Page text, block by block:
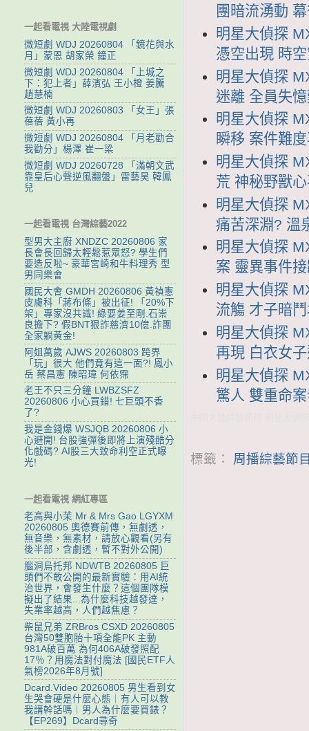
團暗流湧動
明星大偵探
憑空出現 時
明星大偵探
迷離 全員失
明星大偵探
瞬移 案件難
明星大偵探
荒 神秘野獸
明星大偵探
痛苦深淵? 溫
明星大偵探
案 靈異事件
明星大偵探
流觴 才子暗
明星大偵探
再現 白衣女
明星大偵探
驚人 雙重命
標籤： 周播綜藝節
一起看電視 大陸電視劇
微短劇 WDJ 20260804 「鏡花與水
月」蒙恩 胡家榮 鐘正
微短劇 WDJ 20260804 「上城之
下：犯上者」薛濱弘 王小橙 姜騰
趙慧楠
微短劇 WDJ 20260803 「女王」張
蓓蓓 黃小再
微短劇 WDJ 20260804 「月老勸合
我勸分」楊澤 崔一梁
微短劇 WDJ 20260728 「滿朝文武
靠皇后心聲逆風翻盤」雷藝昊 韓鳳
兒
一起看電視 台灣綜藝2022
型男大主廚 XNDZC 20260806 家
長會長回歸太輕鬆惹眾怒? 學生們
要造反啦~ 豪華宮崎和牛料理秀 型
男同樂會
國民大會 GMDH 20260806 黃禎憲
皮膚科「蔣布條」被出征! 「20%下
架」專家沒共識! 綠要姜至剛.石崇
良擔下? 假BNT狠詐慈濟10億.詐團
全家躺黃金!
阿姐萬歲 AJWS 20260803 跨界
「玩」很大 他們竟有這一面?! 鳳小
岳 蔡昌憲 陳昭瑋 何依霈
老王不只三分鐘 LWBZSFZ
20260806 小心買錯! 七巨頭不香
了?
我是金錢爆 WSJQB 20260806 小
心避開! 台股強彈後即將上演殘酷分
化戲碼? AI股三大致命利空正式曝
光!
一起看電視 網紅專區
老高與小茉 Mr & Mrs Gao LGYXM
20260805 奧德賽前傳，無劇透，
無音樂，無素材，請放心觀看(另有
後半部，含劇透，暫不對外公開)
腦洞烏托邦 NDWTB 20260805 巨
頭們不敢公開的最新實驗：用AI統
治世界，會發生什麼？這個團隊模
擬出了結果...為什麼科技越發達，
失業率越高，人們越焦慮？
柴鼠兄弟 ZRBros CSXD 20260805
台灣50雙胞胎十項全能PK 主動
981A破百萬 為何406A破發照配
17％？用魔法對付魔法 [國民ETF人
氣榜2026年8月號]
Dcard.Video 20260805 男生看到女
生哭會硬是什麼心態｜有人可以教
我講幹話嗎｜男人為什麼要買錶？
【EP269】Dcard尋奇